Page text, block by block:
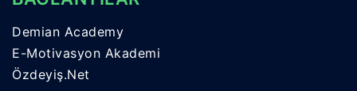
Demian Academy
E-Motivasyon Akademi
Özdeyiş.Net